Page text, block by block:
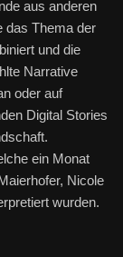
aus anderen
das Thema der
und die
Narrative
oder auf
Digital Stories
ein Monat
Nicole
wurden.